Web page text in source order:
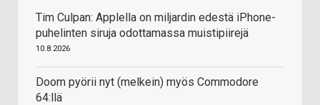
Tim Culpan: Applella on miljardin edestä iPhone-
puhelinten siruja odottamassa muistipiirejä
10.8.2026
Doom pyörii nyt (melkein) myös Commodore
64:llä